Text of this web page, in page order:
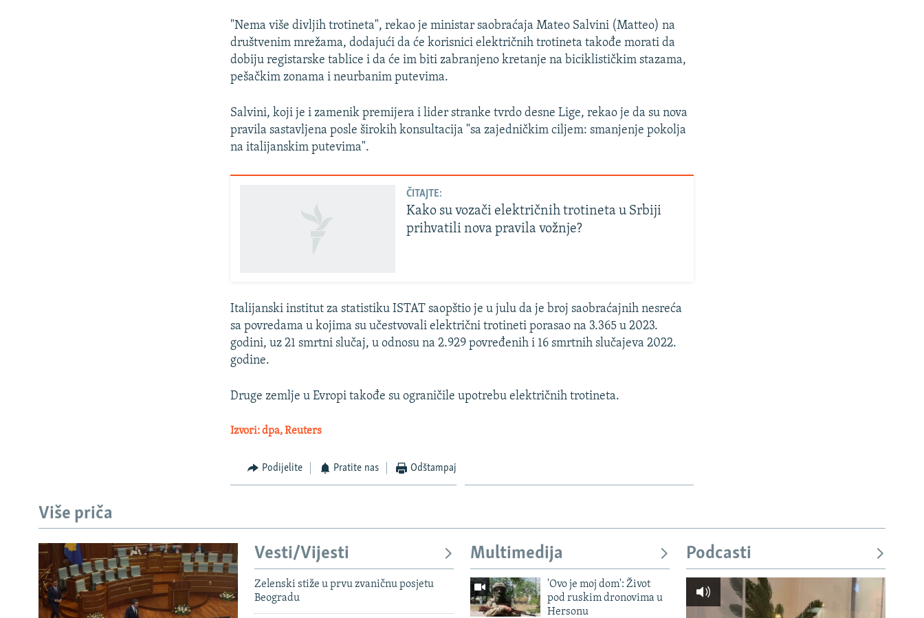
"Nema više divljih trotineta", rekao je ministar saobraćaja Mateo Salvini (Matteo) na
društvenim mrežama, dodajući da će korisnici električnih trotineta takođe morati da
dobiju registarske tablice i da će im biti zabranjeno kretanje na biciklističkim stazama,
pešačkim zonama i neurbanim putevima.
Salvini, koji je i zamenik premijera i lider stranke tvrdo desne Lige, rekao je da su nova
pravila sastavljena posle širokih konsultacija "sa zajedničkim ciljem: smanjenje pokolja
na italijanskim putevima".
ČITAJTE:
Kako su vozači električnih trotineta u Srbiji
prihvatili nova pravila vožnje?
Italijanski institut za statistiku ISTAT saopštio je u julu da je broj saobraćajnih nesreća
sa povredama u kojima su učestvovali električni trotineti porasao na 3.365 u 2023.
godini, uz 21 smrtni slučaj, u odnosu na 2.929 povređenih i 16 smrtnih slučajeva 2022.
godine.
Druge zemlje u Evropi takođe su ograničile upotrebu električnih trotineta.
Izvori: dpa, Reuters
Podijelite Pratite nas Odštampaj
Više priča
Vesti/Vijesti
Zelenski stiže u prvu zvaničnu posjetu
Beogradu
Multimedija
'Ovo je moj dom': Život
pod ruskim dronovima u
Hersonu
Podcasti